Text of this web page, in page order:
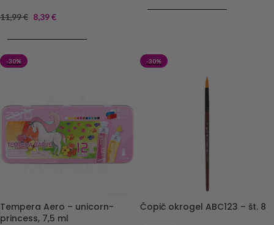
11,99€ 8,39€
-30%
Tempera Aero – unicorn-
princess, 7,5 ml
-30%
Čopič okrogel ABC123 – št. 8